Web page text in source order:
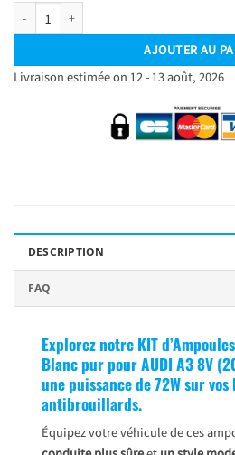
AJOUTER AU
Livraison estimée on 12 - 13 août, 2026
DESCRIPTION
FAQ
Explorez notre KIT
Blanc pur pour AUDI A3 8V
une puissance de 72W sur vos
antibrouillards.
Équipez votre véhicule de ces